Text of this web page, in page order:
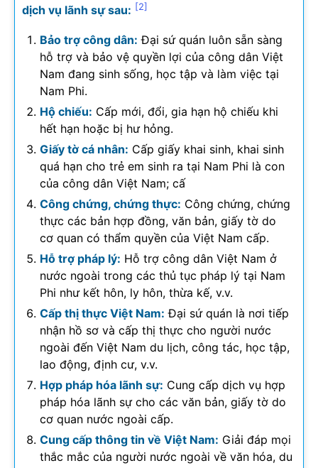
dịch vụ lãnh sự sau: [2]
Bảo trợ công dân: Đại sứ quán luôn sẵn sàng
hỗ trợ và bảo vệ quyền lợi của công dân Việt
Nam đang sinh sống, học tập và làm việc tại
Nam Phi.
Hộ chiếu: Cấp mới, đổi, gia hạn hộ chiếu khi
hết hạn hoặc bị hư hỏng.
Giấy tờ cá nhân: Cấp giấy khai sinh, khai sinh
quá hạn cho trẻ em sinh ra tại Nam Phi là con
của công dân Việt Nam; cấ
Công chứng, chứng thực: Công chứng, chứng
thực các bản hợp đồng, văn bản, giấy tờ do
cơ quan có thẩm quyền của Việt Nam cấp.
Hỗ trợ pháp lý: Hỗ trợ công dân Việt Nam ở
nước ngoài trong các thủ tục pháp lý tại Nam
Phi như kết hôn, ly hôn, thừa kế, v.v.
Cấp thị thực Việt Nam: Đại sứ quán là nơi tiếp
nhận hồ sơ và cấp thị thực cho người nước
ngoài đến Việt Nam du lịch, công tác, học tập,
lao động, định cư, v.v.
Hợp pháp hóa lãnh sự: Cung cấp dịch vụ hợp
pháp hóa lãnh sự cho các văn bản, giấy tờ do
cơ quan nước ngoài cấp.
Cung cấp thông tin về Việt Nam: Giải đáp mọi
thắc mắc của người nước ngoài về văn hóa, du